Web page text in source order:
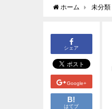
ホーム 未分類
シェア
Google+
B!
はてブ